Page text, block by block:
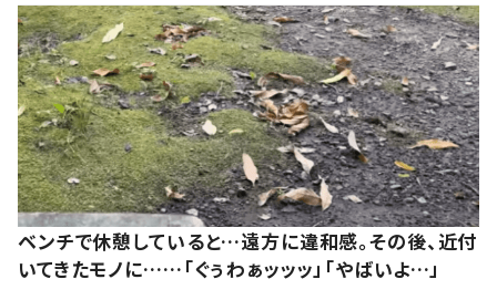
ベンチで休憩していると…遠方に違和感。その後、近付
いてきたモノに……「ぐぅわぁッッッ」「やばいよ…」